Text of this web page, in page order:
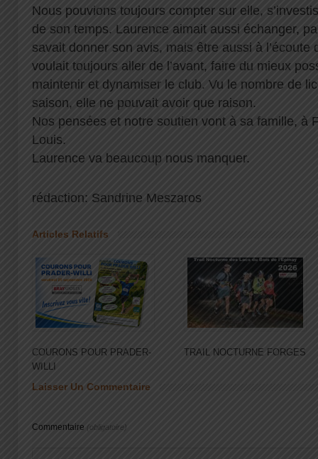
Nous pouvions toujours compter sur elle,
de son temps. Laurence aimait aussi échanger,
savait donner son avis, mais être aussi à l’écoute
voulait toujours aller de l’avant, faire du mieux
maintenir et dynamiser le club. Vu le nombre de
saison, elle ne pouvait avoir que raison.
Nos pensées et notre soutien vont à sa famille, à
Louis.
Laurence va beaucoup nous manquer.
rédaction: Sandrine Meszaros
Articles Relatifs
COURONS POUR PRADER-
WILLI
TRAIL NOCTURNE FORGES
Laisser Un Commentaire
Commentaire (obligatoire)